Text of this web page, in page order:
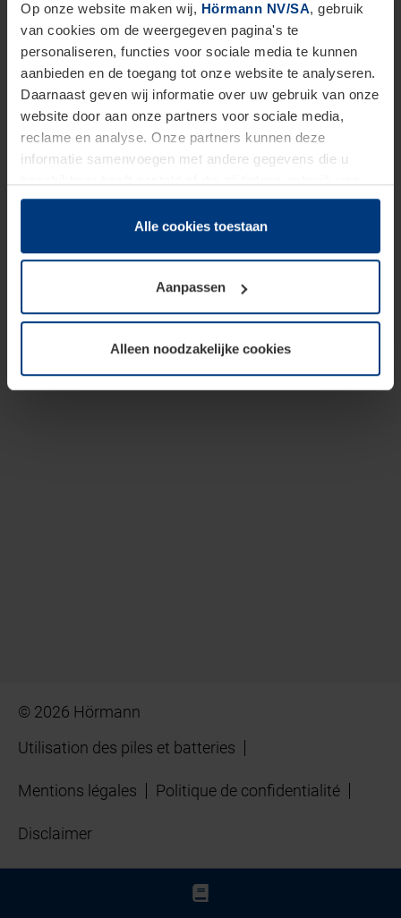
Op onze website maken wij, Hörmann NV/SA, gebruik
van cookies om de weergegeven pagina's te
personaliseren, functies voor sociale media te kunnen
aanbieden en de toegang tot onze website te analyseren.
Daarnaast geven wij informatie over uw gebruik van onze
website door aan onze partners voor sociale media,
reclame en analyse. Onze partners kunnen deze
informatie samenvoegen met andere gegevens die u
hun diensten hebben verzameld.
Juridisch hebben wij het recht om cookies op uw
van deze pagina's absoluut vereist is. Voor alle andere
soorten cookies is uw toestemming benodigd. Uw
toestemming kunt u op elk moment bij de uitleg van de
wijzigen of herroepen.
Alle cookies toestaan
Aanpassen
Alleen noodzakelijke cookies
© 2026 Hörmann
Utilisation des piles et batteries
Mentions légales Politique de confidentialité
Disclaimer